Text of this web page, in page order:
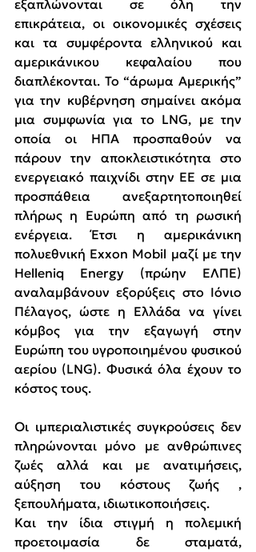
εξαπλώνονται σε όλη την
επικράτεια, οι οικονομικές σχέσεις
και τα συμφέροντα ελληνικού και
αμερικάνικου κεφαλαίου που
διαπλέκονται. Το “άρωμα Αμερικής”
για την κυβέρνηση σημαίνει ακόμα
μια συμφωνία για το LNG, με την
οποία οι ΗΠΑ προσπαθούν να
πάρουν την αποκλειστικότητα στο
ενεργειακό παιχνίδι στην ΕΕ σε μια
προσπάθεια ανεξαρτητοποιηθεί
πλήρως η Ευρώπη από τη ρωσική
ενέργεια. Έτσι η αμερικάνικη
πολυεθνική Exxon Mobil μαζί με την
Helleniq Energy (πρώην ΕΛΠΕ)
αναλαμβάνουν εξορύξεις στο Ιόνιο
Πέλαγος, ώστε η Ελλάδα να γίνει
κόμβος για την εξαγωγή στην
Ευρώπη του υγροποιημένου φυσικού
αερίου (LNG). Φυσικά όλα έχουν το
κόστος τους.
Οι ιμπεριαλιστικές συγκρούσεις δεν
πληρώνονται μόνο με ανθρώπινες
ζωές αλλά και με ανατιμήσεις,
αύξηση του κόστους ζωής ,
ξεπουλήματα, ιδιωτικοποιήσεις.
Και την ίδια στιγμή η πολεμική
προετοιμασία δε σταματά,